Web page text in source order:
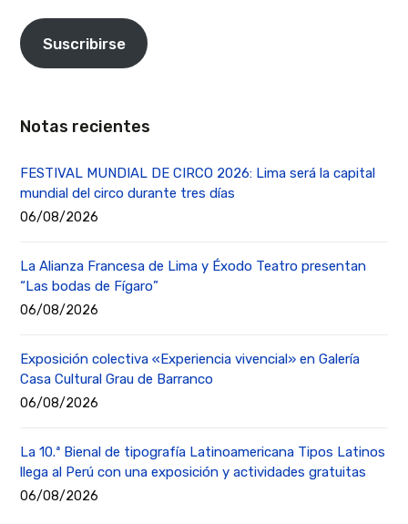
Suscribirse
Notas recientes
FESTIVAL MUNDIAL DE CIRCO 2026: Lima será la capital
mundial del circo durante tres días
06/08/2026
La Alianza Francesa de Lima y Éxodo Teatro presentan
“Las bodas de Fígaro”
06/08/2026
Exposición colectiva «Experiencia vivencial» en Galería
Casa Cultural Grau de Barranco
06/08/2026
La 10.ª Bienal de tipografía Latinoamericana Tipos Latinos
llega al Perú con una exposición y actividades gratuitas
06/08/2026